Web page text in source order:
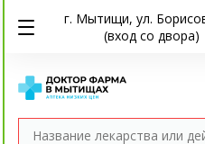
г. Мытищи, ул.
(вход со двора)